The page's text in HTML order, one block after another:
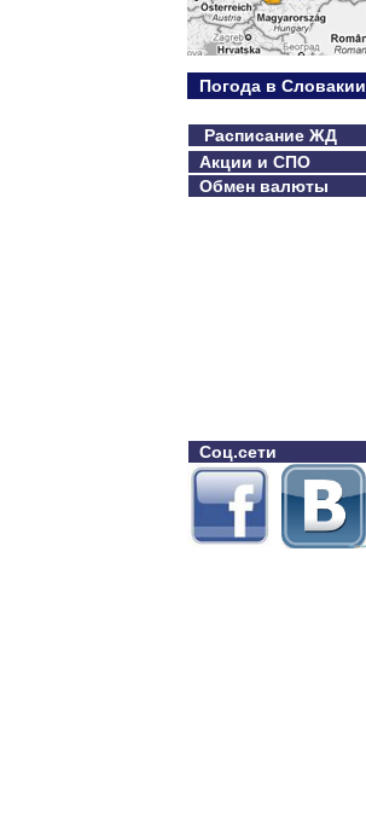
Погода в Словакии
Расписание ЖД
Акции и СПО
Обмен валюты
Соц.сети